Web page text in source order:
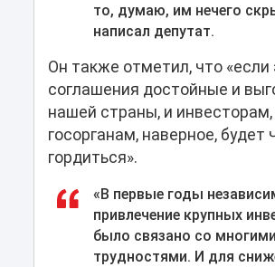
то, думаю, им нечего
написал депутат.
Он также отметил, что «если
соглашения достойные и
нашей страны, и инвесторам,
госорганам, наверное, будет
гордиться».
«В первые годы
привлечение крупных
было связано со многими
трудностями. И для